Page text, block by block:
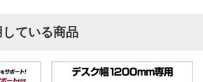
ている商品